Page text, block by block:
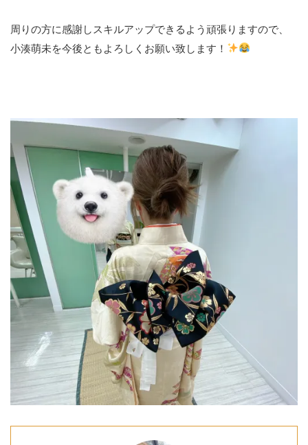
周りの方に感謝しスキルアップできるよう頑張りますので、
小湊萌未を今後ともよろしくお願い致します！